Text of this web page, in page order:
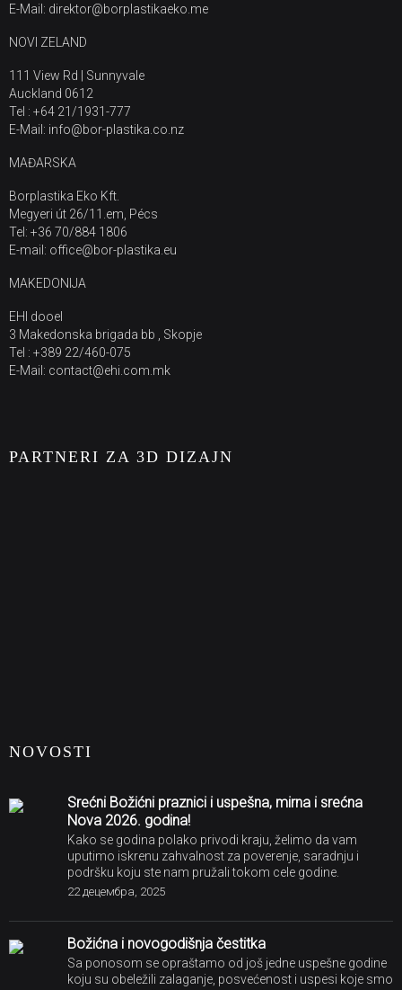
E-Mail: direktor@borplastikaeko.me
NOVI ZELAND
111 View Rd | Sunnyvale
Auckland 0612
Tel : +64 21/1931-777
E-Mail: info@bor-plastika.co.nz
MAĐARSKA
Borplastika Eko Kft.
Megyeri út 26/11.em, Pécs
Tel: +36 70/884 1806
E-mail: office@bor-plastika.eu
MAKEDONIJA
EHI dooel
3 Makedonska brigada bb , Skopje
Tel : +389 22/460-075
E-Mail: contact@ehi.com.mk
PARTNERI ZA 3D DIZAJN
22 децембра, 2025
Božićna i novogodišnja čestitka
Sa ponosom se opraštamo od još jedne uspešne godine
koju su obeležili zalaganje, posvećenost i uspesi koje smo
zajedno postigli. Tokom ove praznične sezone, želimo da
izrazimo našu iskrenu zahvalnost na vašoj neizmernoj
podršci i saradnji.
Sajam Voda 2024. – Beograd!
Naša ekipa vas očekuje na Sajmu Voda u Beogradu, koji